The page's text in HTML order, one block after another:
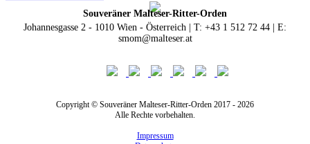
Souveräner Malteser-Ritter-Orden
Johannesgasse 2 - 1010 Wien - Österreich | T: +43 1 512 72 44 | E:
smom@malteser.at
Copyright © Souveräner Malteser-Ritter-Orden 2017 - 2026
Alle Rechte vorbehalten.
Impressum